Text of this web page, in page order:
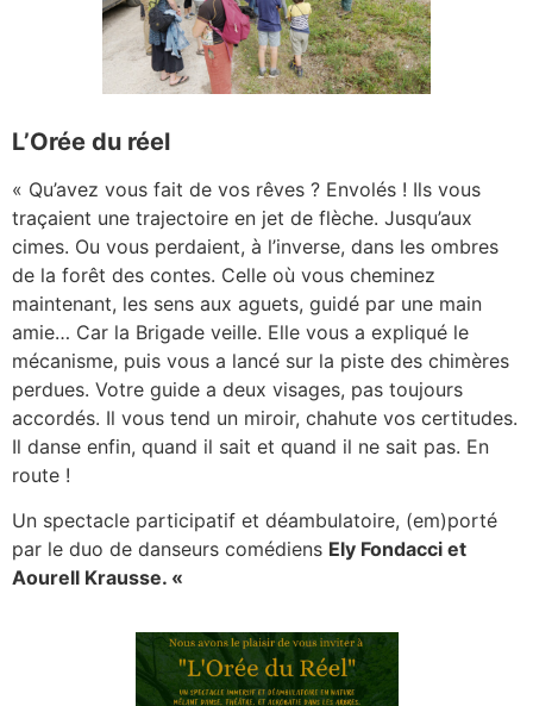
L’Orée du réel
« Qu’avez vous fait de vos rêves ? Envolés ! Ils vous
traçaient une trajectoire en jet de flèche. Jusqu’aux
cimes. Ou vous perdaient, à l’inverse, dans les ombres
de la forêt des contes. Celle où vous cheminez
maintenant, les sens aux aguets, guidé par une main
amie… Car la Brigade veille. Elle vous a expliqué le
mécanisme, puis vous a lancé sur la piste des chimères
perdues. Votre guide a deux visages, pas toujours
accordés. Il vous tend un miroir, chahute vos certitudes.
Il danse enfin, quand il sait et quand il ne sait pas. En
route !
Un spectacle participatif et déambulatoire, (em)porté
par le duo de danseurs comédiens Ely Fondacci et
Aourell Krausse. «